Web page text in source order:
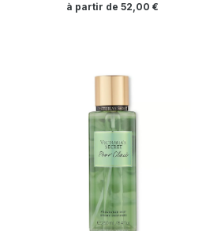
à partir de52,00€